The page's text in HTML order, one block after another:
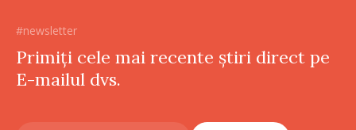
#newsletter
Primiți cele mai recente știri direct pe
E-mailul dvs.